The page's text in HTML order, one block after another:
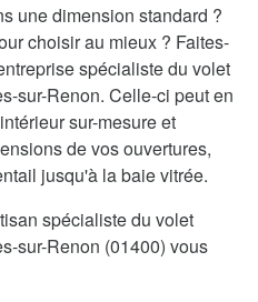
une dimension standard ?
choisir au mieux ? Faites-
spécialiste du volet
sur-Renon. Celle-ci peut en
sur-mesure et
de vos ouvertures,
jusqu'à la baie vitrée.
spécialiste du volet
sur-Renon (01400) vous